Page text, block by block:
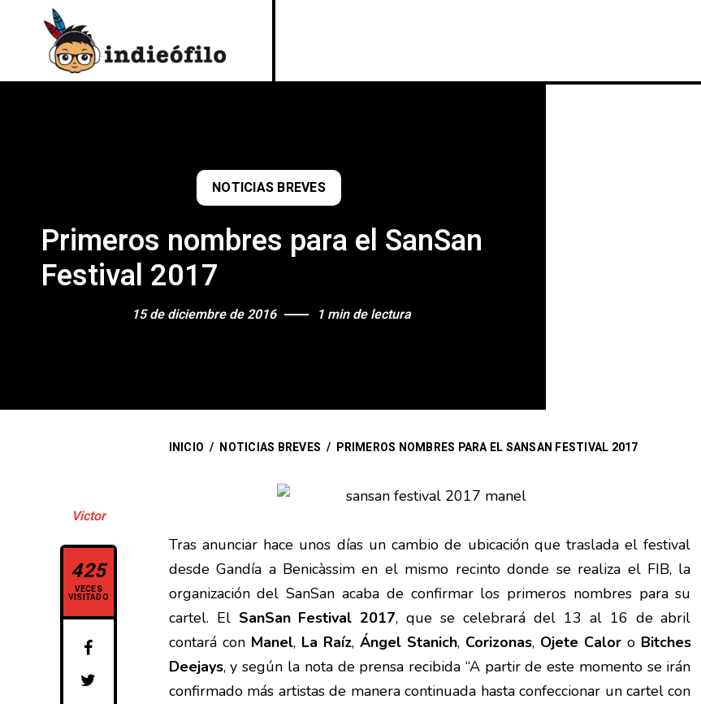
NOTICIAS BREVES
Primeros nombres para el SanSan
Festival 2017
15 de diciembre de 2016 1 min de lectura
Victor
425
VECES
VISITADO
INICIO / NOTICIAS BREVES / PRIMEROS NOMBRES PARA EL SANSAN FESTIVAL 2017
Tras anunciar hace unos días un cambio de ubicación que traslada el festival
desde Gandía a Benicàssim en el mismo recinto donde se realiza el FIB, la
organización del SanSan acaba de confirmar los primeros nombres para su
cartel. El SanSan Festival 2017, que se celebrará del 13 al 16 de abril
contará con Manel, La Raíz, Ángel Stanich, Corizonas, Ojete Caloro Bitches
Deejays, y según la nota de prensa recibida “A partir de este momento se irán
confirmado más artistas de manera continuada hasta confeccionar un cartel con